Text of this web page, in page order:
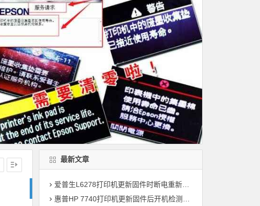
最新文章
爱普生L6278打印机更新固件时断电重新开机后一直提示Recovery Mode故障
惠普HP 7740打印机更新固件后开机检测到非HP芯片刷机降级解决教程